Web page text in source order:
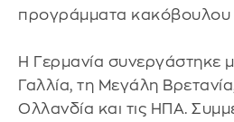
προγράμματα κακόβουλου
Η Γερμανία συνεργάστηκε
Γαλλία, τη Μεγάλη
Ολλανδία και τις ΗΠΑ.